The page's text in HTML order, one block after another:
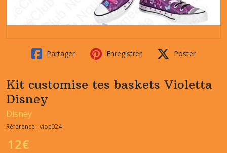
Partager Enregistrer Poster
Kit customise tes baskets Violetta
Disney
Disney
Référence : vioc024
12€